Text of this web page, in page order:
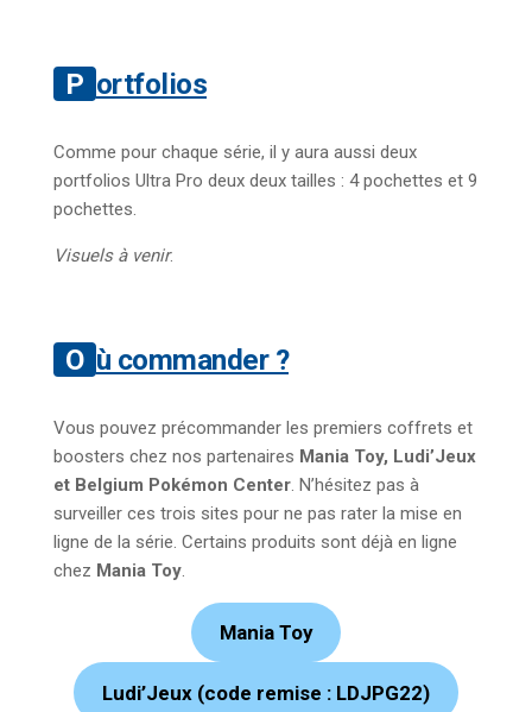
Portfolios
Comme pour chaque série, il y aura aussi deux
portfolios Ultra Pro deux deux tailles : 4 pochettes et 9
pochettes.
Visuels à venir.
Où commander ?
Vous pouvez précommander les premiers coffrets et
boosters chez nos partenaires Mania Toy, Ludi’Jeux
et Belgium Pokémon Center. N’hésitez pas à
surveiller ces trois sites pour ne pas rater la mise en
ligne de la série. Certains produits sont déjà en ligne
chez Mania Toy.
Mania Toy
Ludi’Jeux (code remise : LDJPG22)